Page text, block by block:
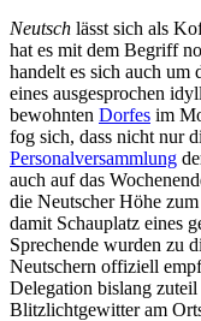
Neutsch lässt sich als
hat es mit dem Begriff
handelt es sich auch um
eines ausgesprochen
bewohnten Dorfes im
fog sich, dass nicht nur
Personalversammlung
auch auf das
die Neutscher Höhe
damit Schauplatz eines
Sprechende wurden zu
Neutschern offiziell
Delegation bislang
Blitzlichtgewitter am